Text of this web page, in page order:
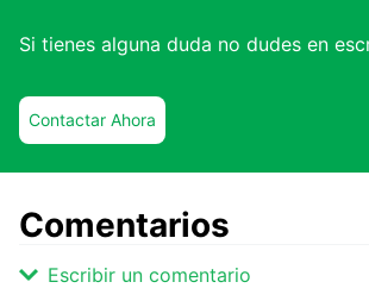
Si tienes alguna duda no dudes en
Contactar Ahora
Comentarios
Escribir un comentario